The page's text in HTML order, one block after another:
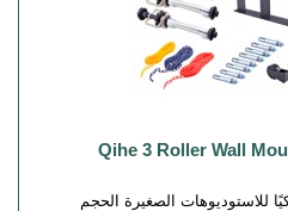
Qihe 3 Roller Wall
للاستوديوهات الصغيرة الحجم